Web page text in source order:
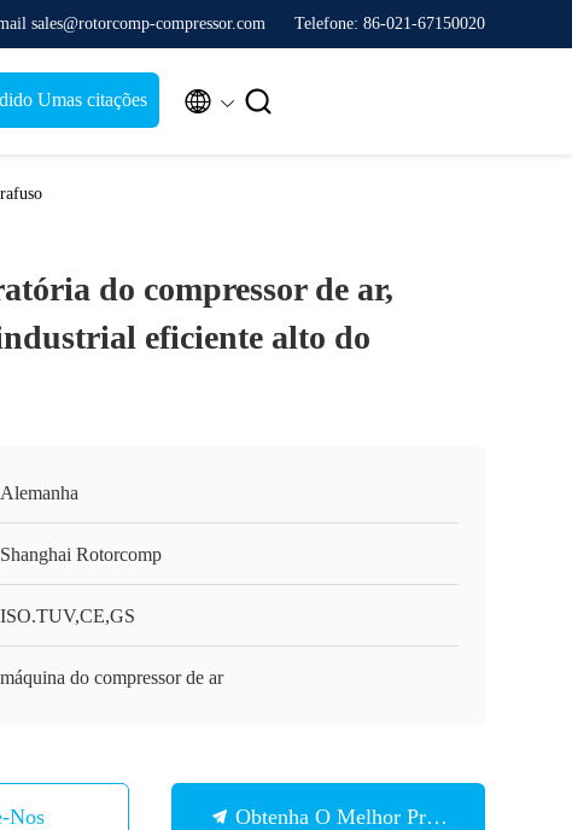
sales@rotorcomp-compressor.com Telefone: 86-021-67150020
Umas citações  
do compressor de ar,
eficiente alto do
Alemanha
Shanghai Rotorcomp
ISO.TUV,CE,GS
máquina do compressor de ar
Nos Obtenha O Melhor Preço